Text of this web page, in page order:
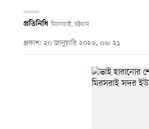
প্রতিনিধি মিরসরাই, চট্টগ্রাম
প্রকাশ: ২০ জানুয়ারি ২০২৬, ০৬: ২১